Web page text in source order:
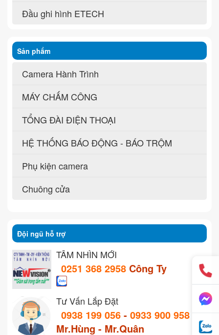
Đầu ghi hình ETECH
Sản phẩm
Camera Hành Trình
MÁY CHẤM CÔNG
TỔNG ĐÀI ĐIỆN THOẠI
HỆ THỐNG BÁO ĐỘNG - BÁO TRỘM
Phụ kiện camera
Chuông cửa
Đội ngũ hỗ trợ
TẦM NHÌN MỚI
0251 368 2958 Công Ty
Tư Vấn Lắp Đặt
0938 199 056 - 0933 900 958
Mr.Hùng - Mr.Quân